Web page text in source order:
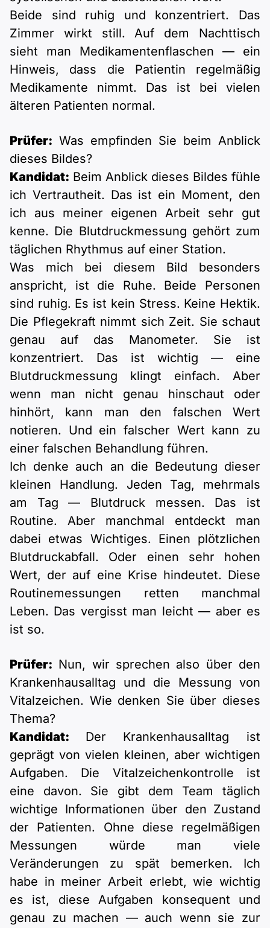
Beide sind ruhig und konzentriert. Das
Zimmer wirkt still. Auf dem Nachttisch
sieht man Medikamentenflaschen — ein
Hinweis, dass die Patientin regelmäßig
Medikamente nimmt. Das ist bei vielen
älteren Patienten normal.
Prüfer: Was empfinden Sie beim Anblick
dieses Bildes?
Kandidat: Beim Anblick dieses Bildes fühle
ich Vertrautheit. Das ist ein Moment, den
ich aus meiner eigenen Arbeit sehr gut
kenne. Die Blutdruckmessung gehört zum
täglichen Rhythmus auf einer Station.
Was mich bei diesem Bild besonders
anspricht, ist die Ruhe. Beide Personen
sind ruhig. Es ist kein Stress. Keine Hektik.
Die Pflegekraft nimmt sich Zeit. Sie schaut
genau auf das Manometer. Sie ist
konzentriert. Das ist wichtig — eine
Blutdruckmessung klingt einfach. Aber
wenn man nicht genau hinschaut oder
hinhört, kann man den falschen Wert
notieren. Und ein falscher Wert kann zu
einer falschen Behandlung führen.
Ich denke auch an die Bedeutung dieser
kleinen Handlung. Jeden Tag, mehrmals
am Tag — Blutdruck messen. Das ist
Routine. Aber manchmal entdeckt man
dabei etwas Wichtiges. Einen plötzlichen
Blutdruckabfall. Oder einen sehr hohen
Wert, der auf eine Krise hindeutet. Diese
Routinemessungen retten manchmal
Leben. Das vergisst man leicht — aber es
ist so.
Prüfer: Nun, wir sprechen also über den
Krankenhausalltag und die Messung von
Vitalzeichen. Wie denken Sie über dieses
Thema?
Kandidat: Der Krankenhausalltag ist
geprägt von vielen kleinen, aber wichtigen
Aufgaben. Die Vitalzeichenkontrolle ist
eine davon. Sie gibt dem Team täglich
wichtige Informationen über den Zustand
der Patienten. Ohne diese regelmäßigen
Messungen würde man viele
Veränderungen zu spät bemerken. Ich
habe in meiner Arbeit erlebt, wie wichtig
es ist, diese Aufgaben konsequent und
genau zu machen — auch wenn sie zur